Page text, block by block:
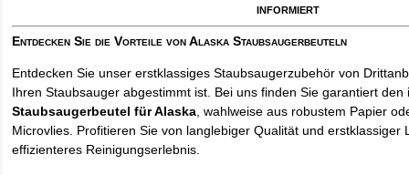
informiert
Entdecken Sie die Vorteile von Alaska Staubsaugerbeuteln
Entdecken Sie unser erstklassiges Staubsaugerzubehör von
Ihren Staubsauger abgestimmt ist. Bei uns finden Sie garantiert den
Staubsaugerbeutel für Alaska, wahlweise aus robustem Papier
Microvlies. Profitieren Sie von langlebiger Qualität und erstklassiger
effizienteres Reinigungserlebnis.